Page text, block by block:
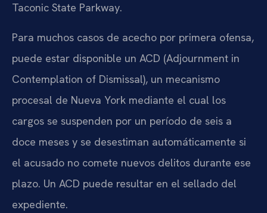
Taconic State Parkway.
Para muchos casos de acecho por primera ofensa,
puede estar disponible un ACD (Adjournment in
Contemplation of Dismissal), un mecanismo
procesal de Nueva York mediante el cual los
cargos se suspenden por un período de seis a
doce meses y se desestiman automáticamente si
el acusado no comete nuevos delitos durante ese
plazo. Un ACD puede resultar en el sellado del
expediente.